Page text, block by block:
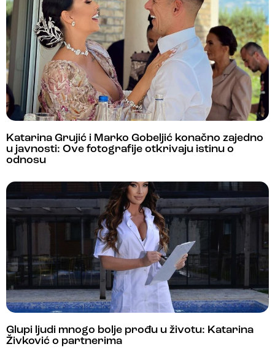
Katarina Grujić i Marko Gobeljić konačno zajedno
u javnosti: Ove fotografije otkrivaju istinu o
odnosu
Glupi ljudi mnogo bolje prođu u životu: Katarina
Živković o partnerima